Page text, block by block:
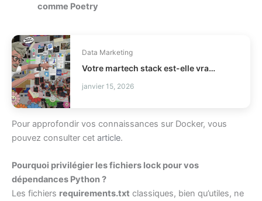
comme Poetry
Data Marketing
Votre martech stack est-elle vraiment utilisée ?
janvier 15, 2026
Pour approfondir vos connaissances sur Docker, vous
pouvez consulter cet article.
Pourquoi privilégier les fichiers lock pour vos
dépendances Python ?
Les fichiers requirements.txt classiques, bien qu’utiles, ne